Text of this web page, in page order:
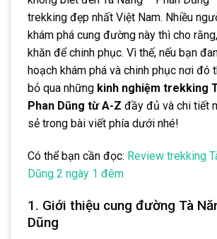
trekking đẹp nhất Việt Nam. Nhiều
khám phá cung đường này thì cho
khăn để chinh phục. Vì thế, nếu bạn
hoạch khám phá và chinh phục nơi đó
bỏ qua những kinh nghiệm trekking
Phan Dũng từ A-Z đầy đủ và chi tiết
sẻ trong bài viết phía dưới nhé!
Có thể bạn cần đọc: Review trekking
Dũng 2 ngày 1 đêm
1. Giới thiệu cung đường Tà
Dũng